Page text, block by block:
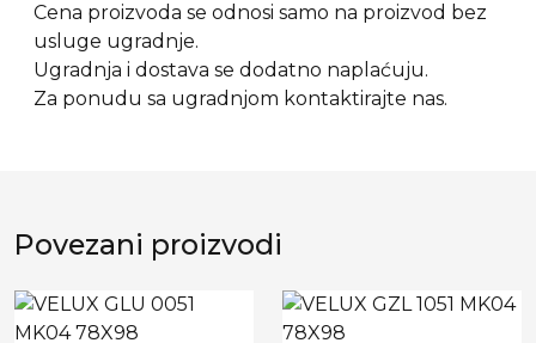
Cena proizvoda se odnosi samo na proizvod bez
usluge ugradnje.
Ugradnja i dostava se dodatno naplaćuju.
Za ponudu sa ugradnjom kontaktirajte nas.
Povezani proizvodi